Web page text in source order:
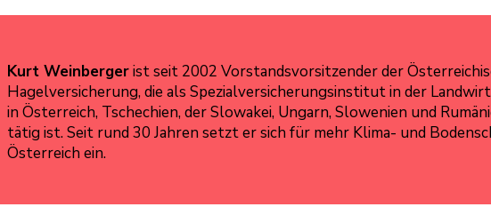
Kurt Weinbergerist seit 2002 Vorstandsvorsitzender der
Hagelversicherung, die als Spezialversicherungsinstitut in der
in Österreich, Tschechien, der Slowakei, Ungarn, Slowenien und
tätig ist. Seit rund 30 Jahren setzt er sich für mehr Klima- und
Österreich ein.